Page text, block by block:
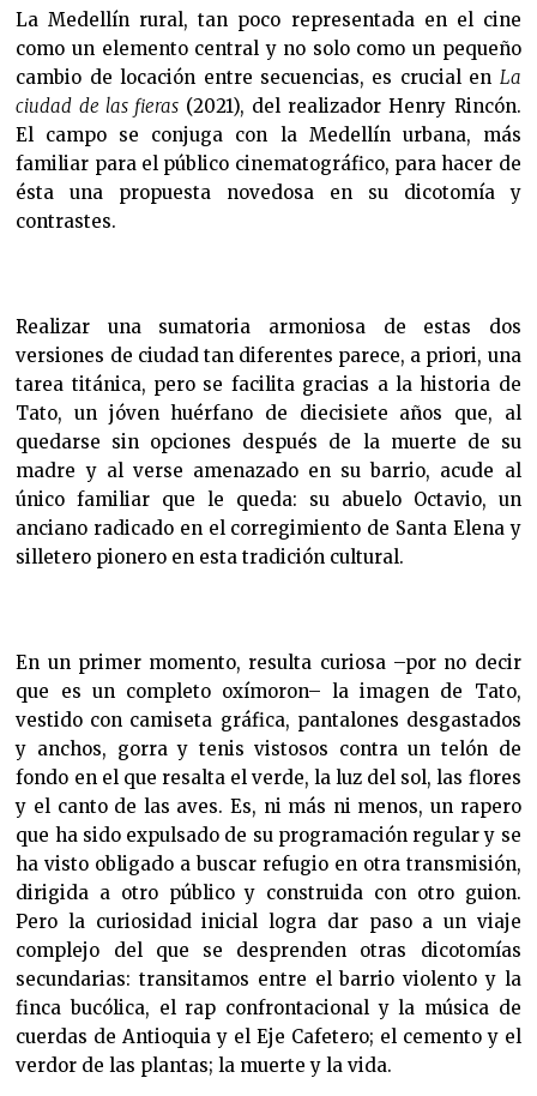
La Medellín rural, tan poco representada en el cine
como un elemento central y no solo como un pequeño
cambio de locación entre secuencias, es crucial en La
ciudad de las fieras (2021), del realizador Henry Rincón.
El campo se conjuga con la Medellín urbana, más
familiar para el público cinematográfico, para hacer de
ésta una propuesta novedosa en su dicotomía y
contrastes.
Realizar una sumatoria armoniosa de estas dos
versiones de ciudad tan diferentes parece, a priori, una
tarea titánica, pero se facilita gracias a la historia de
Tato, un jóven huérfano de diecisiete años que, al
quedarse sin opciones después de la muerte de su
madre y al verse amenazado en su barrio, acude al
único familiar que le queda: su abuelo Octavio, un
anciano radicado en el corregimiento de Santa Elena y
silletero pionero en esta tradición cultural.
En un primer momento, resulta curiosa –por no decir
que es un completo oxímoron– la imagen de Tato,
vestido con camiseta gráfica, pantalones desgastados
y anchos, gorra y tenis vistosos contra un telón de
fondo en el que resalta el verde, la luz del sol, las flores
y el canto de las aves. Es, ni más ni menos, un rapero
que ha sido expulsado de su programación regular y se
ha visto obligado a buscar refugio en otra transmisión,
dirigida a otro público y construida con otro guion.
Pero la curiosidad inicial logra dar paso a un viaje
complejo del que se desprenden otras dicotomías
secundarias: transitamos entre el barrio violento y la
finca bucólica, el rap confrontacional y la música de
cuerdas de Antioquia y el Eje Cafetero; el cemento y el
verdor de las plantas; la muerte y la vida.